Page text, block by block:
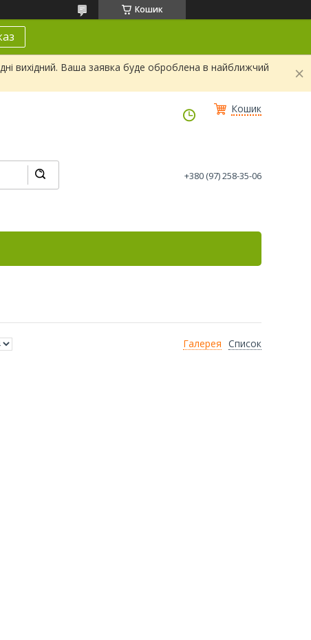
Кошик
вихідний. Ваша заявка буде оброблена в найближчий
Кошик
+380 (97) 258-35-06
Галерея Список